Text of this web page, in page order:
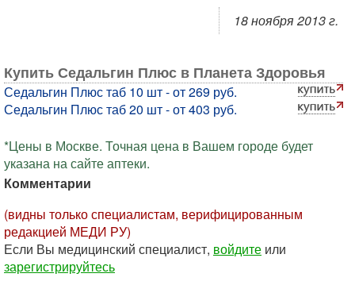
18 ноября 2013 г.
Купить Седальгин Плюс в Планета Здоровья
Седальгин Плюс таб 10 шт - от 269 руб.
Седальгин Плюс таб 20 шт - от 403 руб.
*Цены в Москве. Точная цена в Вашем городе будет
указана на сайте аптеки.
Комментарии
(видны только специалистам, верифицированным
редакцией МЕДИ РУ)
Если Вы медицинский специалист, войдите или
зарегистрируйтесь